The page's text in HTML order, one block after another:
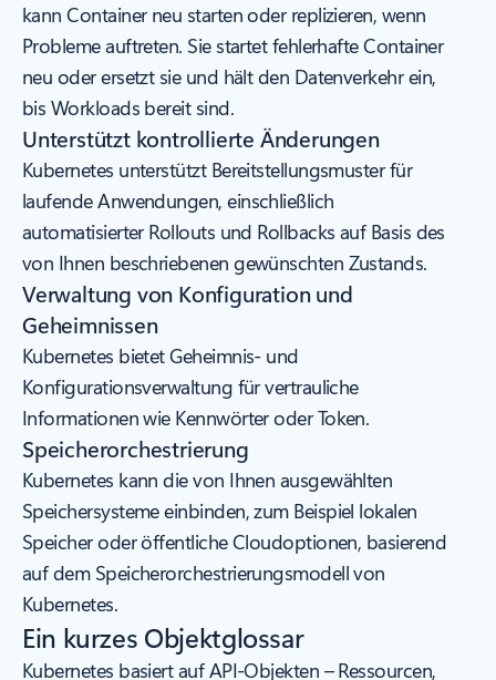
kann Container neu starten oder replizieren, wenn
Probleme auftreten. Sie startet fehlerhafte Container
neu oder ersetzt sie und hält den Datenverkehr ein,
bis Workloads bereit sind.
Unterstützt kontrollierte Änderungen
Kubernetes unterstützt Bereitstellungsmuster für
laufende Anwendungen, einschließlich
automatisierter Rollouts und Rollbacks auf Basis des
von Ihnen beschriebenen gewünschten Zustands.
Verwaltung von Konfiguration und
Geheimnissen
Kubernetes bietet Geheimnis- und
Konfigurationsverwaltung für vertrauliche
Informationen wie Kennwörter oder Token.
Speicherorchestrierung
Kubernetes kann die von Ihnen ausgewählten
Speichersysteme einbinden, zum Beispiel lokalen
Speicher oder öffentliche Cloudoptionen, basierend
auf dem Speicherorchestrierungsmodell von
Kubernetes.
Ein kurzes Objektglossar
Kubernetes basiert auf API-Objekten – Ressourcen,